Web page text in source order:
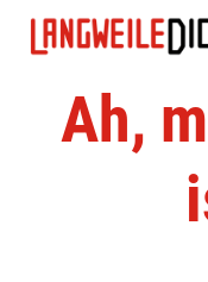
Ah,